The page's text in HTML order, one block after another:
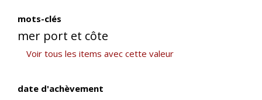
mots-clés
mer port et côte
Voir tous les items avec cette valeur
date d'achèvement